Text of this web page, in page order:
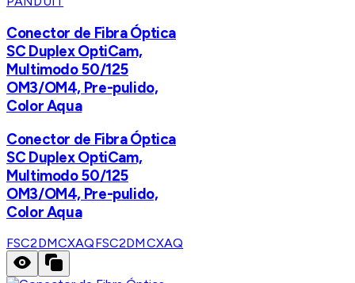
Conector de Fibra Óptica
SC Duplex OptiCam,
Multimodo 50/125
OM3/OM4, Pre-pulido,
Color Aqua
Conector de Fibra Óptica
SC Duplex OptiCam,
Multimodo 50/125
OM3/OM4, Pre-pulido,
Color Aqua
FSC2DMCXAQFSC2DMCXAQ